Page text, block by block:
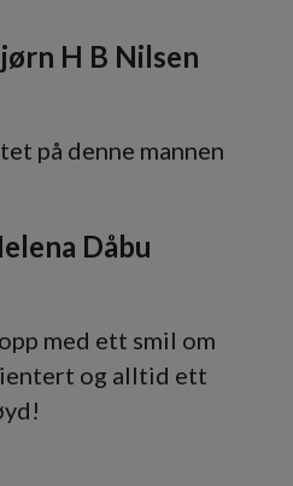
H B Nilsen
på denne mannen
Dåbu
med ett smil om
og alltid ett